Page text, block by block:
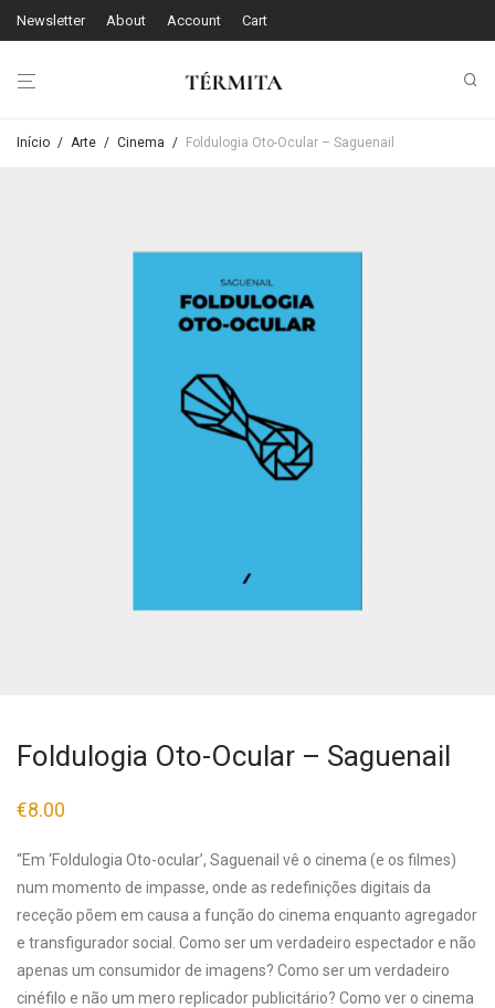
Newsletter About Account Cart
Início / Arte / Cinema / Foldulogia Oto-Ocular – Saguenail
Foldulogia Oto-Ocular – Saguenail
€8.00
“Em ‘Foldulogia Oto-ocular’, Saguenail vê o cinema (e os filmes)
num momento de impasse, onde as redefinições digitais da
receção põem em causa a função do cinema enquanto agregador
e transfigurador social. Como ser um verdadeiro espectador e não
apenas um consumidor de imagens? Como ser um verdadeiro
cinéfilo e não um mero replicador publicitário? Como ver o cinema